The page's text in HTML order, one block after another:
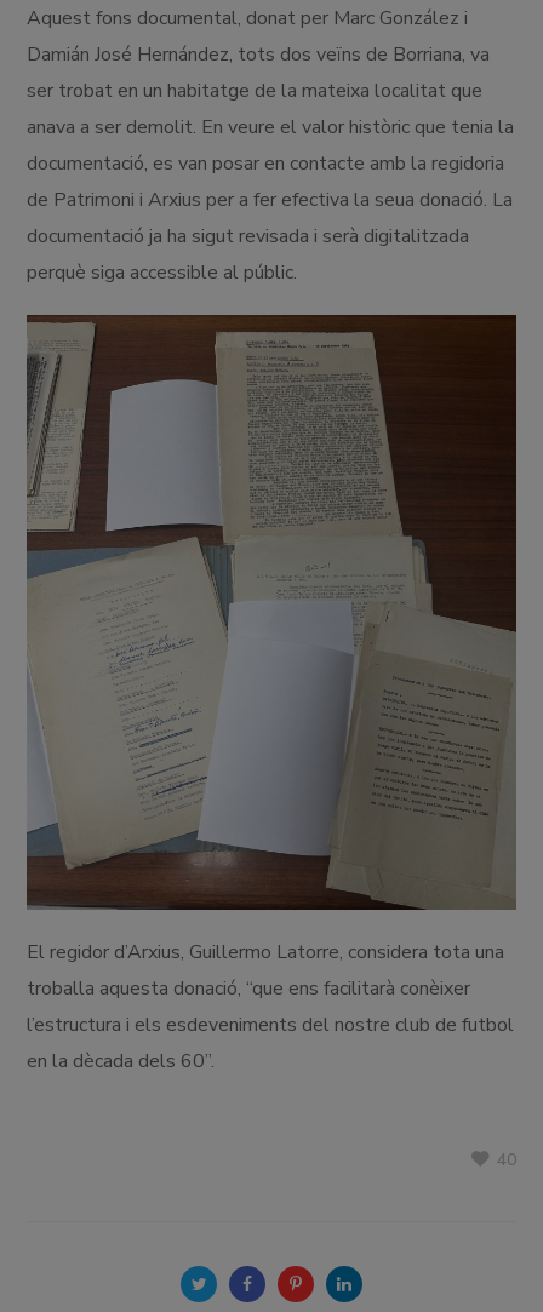
Aquest fons documental, donat per Marc González i
Damián José Hernández, tots dos veïns de Borriana, va
ser trobat en un habitatge de la mateixa localitat que
anava a ser demolit. En veure el valor històric que tenia la
documentació, es van posar en contacte amb la regidoria
de Patrimoni i Arxius per a fer efectiva la seua donació. La
documentació ja ha sigut revisada i serà digitalitzada
perquè siga accessible al públic.
El regidor d’Arxius, Guillermo Latorre, considera tota una
troballa aquesta donació, “que ens facilitarà conèixer
l’estructura i els esdeveniments del nostre club de futbol
en la dècada dels 60”.
40